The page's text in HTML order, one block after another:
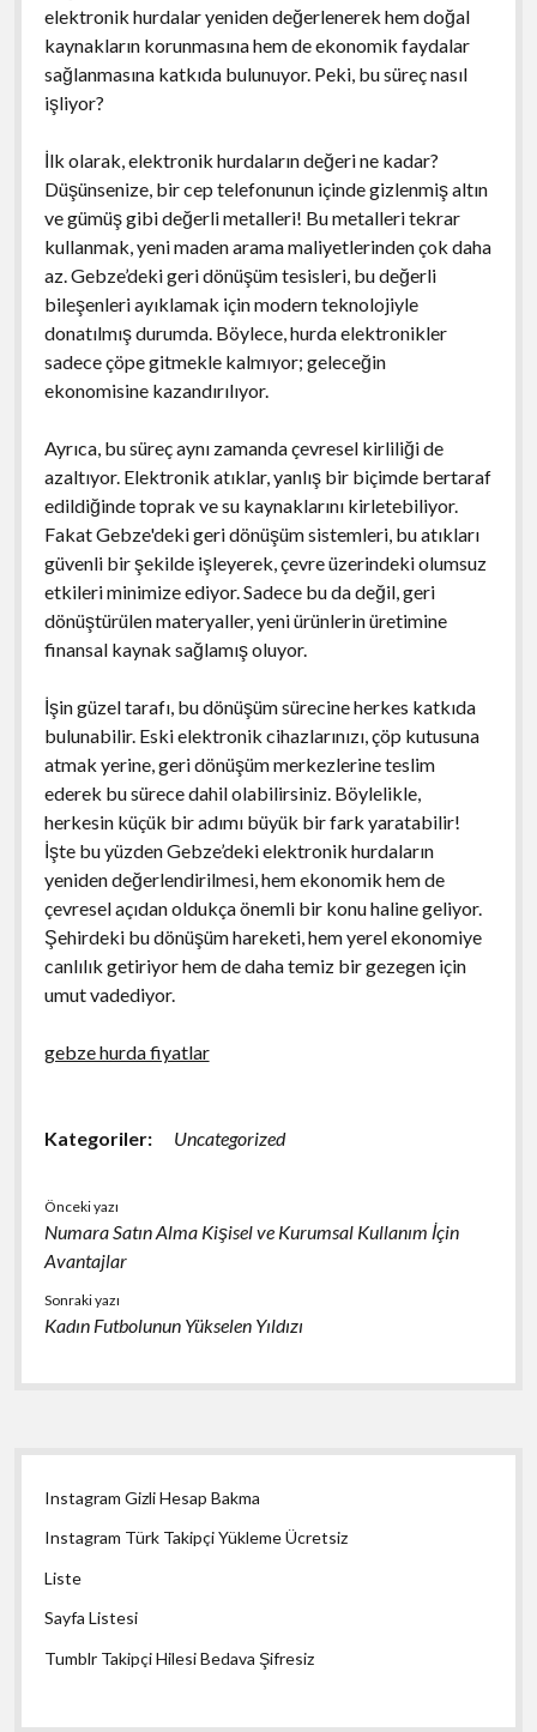
elektronik hurdalar yeniden değerlenerek hem doğal
kaynakların korunmasına hem de ekonomik faydalar
sağlanmasına katkıda bulunuyor. Peki, bu süreç nasıl
işliyor?
İlk olarak, elektronik hurdaların değeri ne kadar?
Düşünsenize, bir cep telefonunun içinde gizlenmiş altın
ve gümüş gibi değerli metalleri! Bu metalleri tekrar
kullanmak, yeni maden arama maliyetlerinden çok daha
az. Gebze’deki geri dönüşüm tesisleri, bu değerli
bileşenleri ayıklamak için modern teknolojiyle
donatılmış durumda. Böylece, hurda elektronikler
sadece çöpe gitmekle kalmıyor; geleceğin
ekonomisine kazandırılıyor.
Ayrıca, bu süreç aynı zamanda çevresel kirliliği de
azaltıyor. Elektronik atıklar, yanlış bir biçimde bertaraf
edildiğinde toprak ve su kaynaklarını kirletebiliyor.
Fakat Gebze'deki geri dönüşüm sistemleri, bu atıkları
güvenli bir şekilde işleyerek, çevre üzerindeki olumsuz
etkileri minimize ediyor. Sadece bu da değil, geri
dönüştürülen materyaller, yeni ürünlerin üretimine
finansal kaynak sağlamış oluyor.
İşin güzel tarafı, bu dönüşüm sürecine herkes katkıda
bulunabilir. Eski elektronik cihazlarınızı, çöp kutusuna
atmak yerine, geri dönüşüm merkezlerine teslim
ederek bu sürece dahil olabilirsiniz. Böylelikle,
herkesin küçük bir adımı büyük bir fark yaratabilir!
İşte bu yüzden Gebze’deki elektronik hurdaların
yeniden değerlendirilmesi, hem ekonomik hem de
çevresel açıdan oldukça önemli bir konu haline geliyor.
Şehirdeki bu dönüşüm hareketi, hem yerel ekonomiye
canlılık getiriyor hem de daha temiz bir gezegen için
umut vadediyor.
gebze hurda fiyatlar
Kategoriler: Uncategorized
Önceki yazı
Numara Satın Alma Kişisel ve Kurumsal Kullanım İçin
Avantajlar
Sonraki yazı
Kadın Futbolunun Yükselen Yıldızı
Yan
Menü
Instagram Gizli Hesap Bakma
Instagram Türk Takipçi Yükleme Ücretsiz
Liste
Sayfa Listesi
Tumblr Takipçi Hilesi Bedava Şifresiz